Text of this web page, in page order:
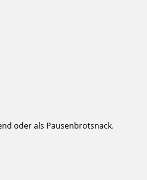
oder als Pausenbrotsnack.